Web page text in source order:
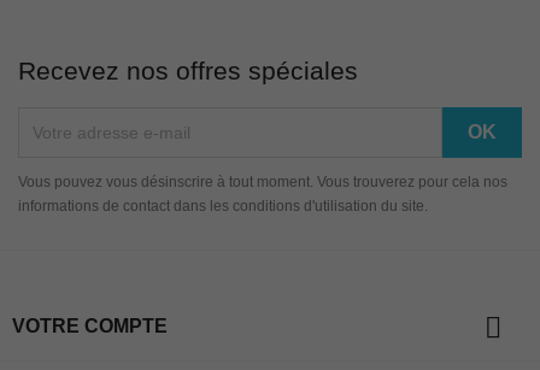
Recevez nos offres spéciales
Vous pouvez vous désinscrire à tout moment. Vous trouverez pour cela nos
informations de contact dans les conditions d'utilisation du site.
VOTRE COMPTE 